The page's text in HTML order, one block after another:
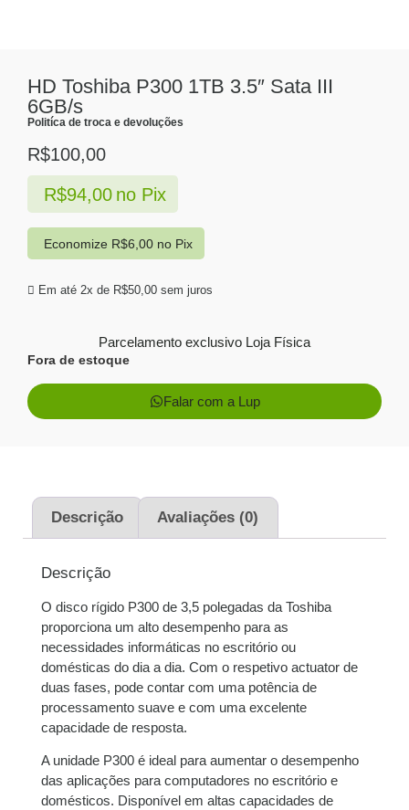
HD Toshiba P300 1TB 3.5″ Sata III
6GB/s
Politíca de troca e devoluções
R$100,00
Em até 2x de R$50,00 sem juros
R$94,00 no Pix
Economize R$6,00no Pix
Parcelamento exclusivo Loja Física
Fora de estoque
Falar com a Lup
Descrição Avaliações (0)
Descrição
O disco rígido P300 de 3,5 polegadas da Toshiba
proporciona um alto desempenho para as
necessidades informáticas no escritório ou
domésticas do dia a dia. Com o respetivo actuator de
duas fases, pode contar com uma potência de
processamento suave e com uma excelente
capacidade de resposta.
A unidade P300 é ideal para aumentar o desempenho
das aplicações para computadores no escritório e
domésticos. Disponível em altas capacidades de